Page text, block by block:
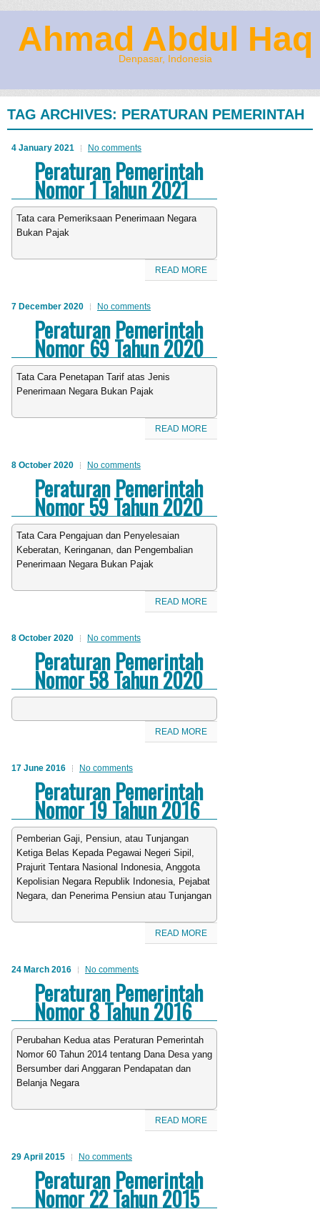
Ahmad Abdul Haq
Denpasar, Indonesia
TAG ARCHIVES: PERATURAN PEMERINTAH
4 January 2021 No comments
Peraturan Pemerintah
Nomor 1 Tahun 2021
Tata cara Pemeriksaan Penerimaan Negara
Bukan Pajak
READ MORE
7 December 2020 No comments
Peraturan Pemerintah
Nomor 69 Tahun 2020
Tata Cara Penetapan Tarif atas Jenis
Penerimaan Negara Bukan Pajak
READ MORE
8 October 2020 No comments
Peraturan Pemerintah
Nomor 59 Tahun 2020
Tata Cara Pengajuan dan Penyelesaian
Keberatan, Keringanan, dan Pengembalian
Penerimaan Negara Bukan Pajak
READ MORE
8 October 2020 No comments
Peraturan Pemerintah
Nomor 58 Tahun 2020
READ MORE
17 June 2016 No comments
Peraturan Pemerintah
Nomor 19 Tahun 2016
Pemberian Gaji, Pensiun, atau Tunjangan
Ketiga Belas Kepada Pegawai Negeri Sipil,
Prajurit Tentara Nasional Indonesia, Anggota
Kepolisian Negara Republik Indonesia, Pejabat
Negara, dan Penerima Pensiun atau Tunjangan
READ MORE
24 March 2016 No comments
Peraturan Pemerintah
Nomor 8 Tahun 2016
Perubahan Kedua atas Peraturan Pemerintah
Nomor 60 Tahun 2014 tentang Dana Desa yang
Bersumber dari Anggaran Pendapatan dan
Belanja Negara
READ MORE
29 April 2015 No comments
Peraturan Pemerintah
Nomor 22 Tahun 2015